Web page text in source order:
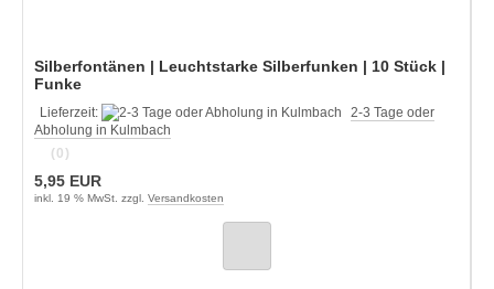
Silberfontänen | Leuchtstarke Silberfunken | 10 Stück |
Funke
Lieferzeit:
2-3 Tage oder
Abholung in Kulmbach
(0)
5,95 EUR
inkl. 19 % MwSt. zzgl. Versandkosten